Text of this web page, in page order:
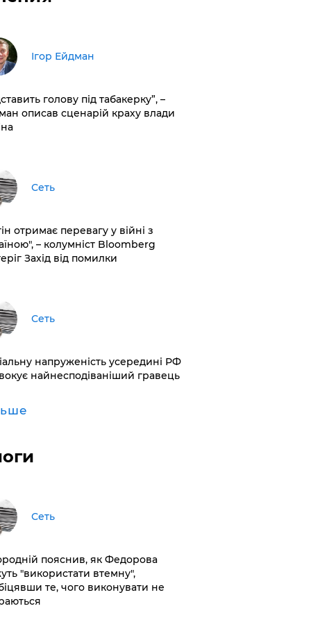
Ігор Ейдман
голову під табакерку”, –
описав сценарій краху влади
Сеть
отримає перевагу у війні з
– колумніст Bloomberg
Захід від помилки
Сеть
напруженість усередині РФ
найнесподіваніший гравець
Сеть
пояснив, як Федорова
"використати втемну",
те, чого виконувати не